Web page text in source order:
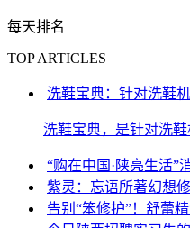
每天排名
TOP ARTICLES
洗鞋宝典：针对洗鞋
洗鞋宝典，是针对洗
“购在中国·陕亮生活”
紫灵：忘语所著幻想
告别“笨修护”！舒蕾